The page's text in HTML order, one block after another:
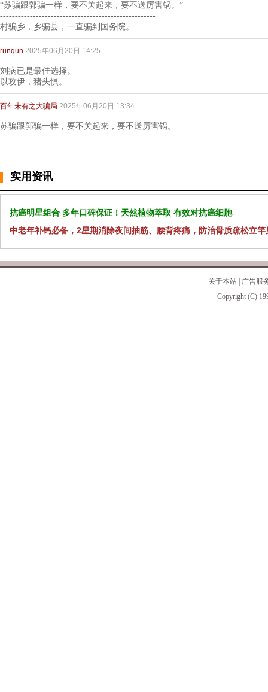
“苏骗跟郭骗一样，要不关起来，要不送厉害锅。”
----------------------------------------------------
村骗乡，乡骗县，一直骗到国务院。
runqun 2025年06月20日 14:25
刘病已是最佳选择。
以攻伊，猪头惧。
百年未有之大骗局 2025年06月20日 13:34
苏骗跟郭骗一样，要不关起来，要不送厉害锅。
实用资讯
抗癌明星组合 多年口碑保证！天然植物萃取 有效对抗癌细胞
中老年补钙必备，2星期消除夜间抽筋、腰背疼痛，防治骨质疏松立竿
关于本站
广告服
Copyright (C)